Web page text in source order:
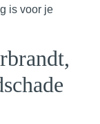
is voor je